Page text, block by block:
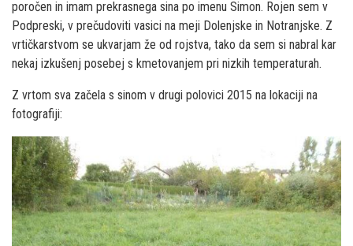
poročen in imam prekrasnega sina po imenu Simon. Rojen sem v
Podpreski, v prečudoviti vasici na meji Dolenjske in Notranjske. Z
vrtičkarstvom se ukvarjam že od rojstva, tako da sem si nabral kar
nekaj izkušenj posebej s kmetovanjem pri nizkih temperaturah.
Z vrtom sva začela s sinom v drugi polovici 2015 na lokaciji na
fotografiji: